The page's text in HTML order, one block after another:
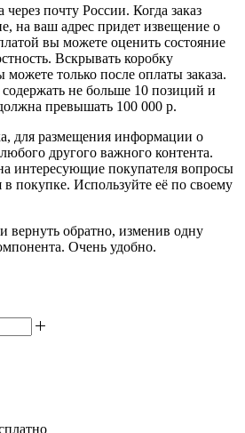
через почту России. Когда заказ
на ваш адрес придет извещение о
вы можете оценить состояние
Вскрывать коробку
можете только после оплаты заказа.
не больше 10 позиций и
превышать 100 000 р.
для размещения информации о
другого важного контента.
интересующие покупателя вопросы
в покупке. Используйте её по своему
вернуть обратно, изменив одну
Очень удобно.